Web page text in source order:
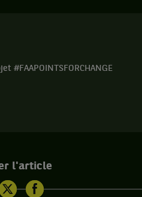
#FAAPOINTSFORCHANGE
l'article